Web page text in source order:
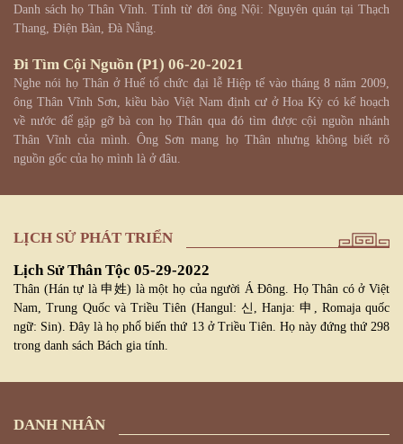
Danh sách họ Thân Vĩnh. Tính từ đời ông Nội: Nguyên quán tại Thạch
Thang, Điện Bàn, Đà Nẵng.
Đi Tìm Cội Nguồn (p1) 06-20-2021
Nghe nói họ Thân ở Huế tổ chức đại lễ Hiệp tế vào tháng 8 năm 2009,
ông Thân Vĩnh Sơn, kiều bào Việt Nam định cư ở Hoa Kỳ có kế hoạch
về nước để gặp gỡ bà con họ Thân qua đó tìm được cội nguồn nhánh
Thân Vĩnh của mình. Ông Sơn mang họ Thân nhưng không biết rõ
nguồn gốc của họ mình là ở đâu.
LỊCH SỬ PHÁT TRIỂN
Lịch Sử Thân Tộc 05-29-2022
Thân (Hán tự là 申姓) là một họ của người Á Đông. Họ Thân có ở Việt
Nam, Trung Quốc và Triều Tiên (Hangul: 신, Hanja: 申, Romaja quốc
ngữ: Sin). Đây là họ phổ biến thứ 13 ở Triều Tiên. Họ này đứng thứ 298
trong danh sách Bách gia tính.
DANH NHÂN